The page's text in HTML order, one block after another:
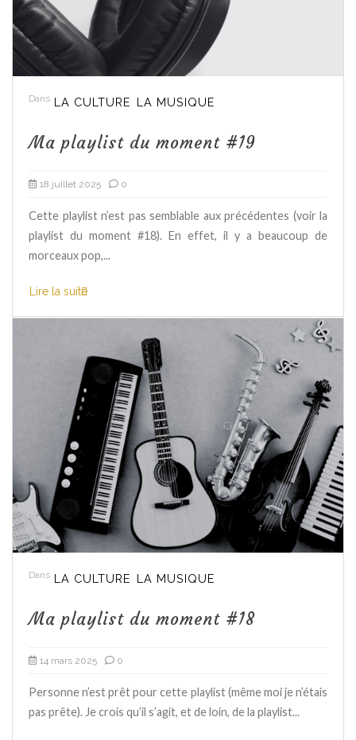
Dans LA CULTURE LA MUSIQUE
Ma playlist du moment #19
18 juillet 2025 0
Cette playlist n’est pas semblable aux précédentes (voir la
playlist du moment #18). En effet, il y a beaucoup de
morceaux pop,...
Lire la suite
Dans LA CULTURE LA MUSIQUE
Ma playlist du moment #18
14 mars 2025 0
Personne n’est prêt pour cette playlist (même moi je n’étais
pas prête). Je crois qu’il s’agit, et de loin, de la playlist...